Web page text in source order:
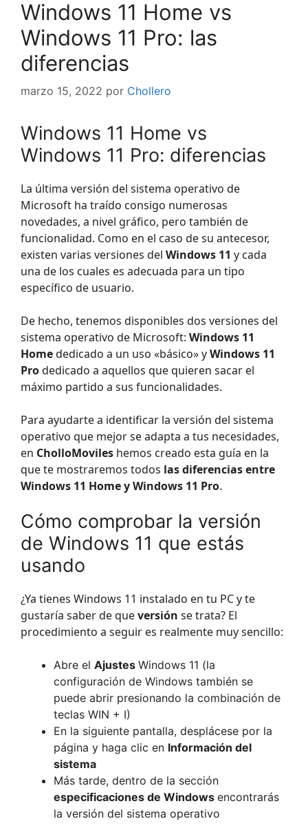
Windows 11 Home vs
Windows 11 Pro: las
diferencias
marzo 15, 2022 por Chollero
Windows 11 Home vs
Windows 11 Pro: diferencias
La última versión del sistema operativo de
Microsoft ha traído consigo numerosas
novedades, a nivel gráfico, pero también de
funcionalidad. Como en el caso de su antecesor,
existen varias versiones del Windows 11 y cada
una de los cuales es adecuada para un tipo
específico de usuario.
De hecho, tenemos disponibles dos versiones del
sistema operativo de Microsoft: Windows 11
Homededicado a un uso «básico» yWindows 11
Prodedicado a aquellos que quieren sacar el
máximo partido a sus funcionalidades.
Para ayudarte a identificar la versión del sistema
operativo que mejor se adapta a tus necesidades,
en CholloMoviles hemos creado esta guía en la
que te mostraremos todos las diferencias entre
Windows 11 Home y Windows 11 Pro.
Cómo comprobar la versión
de Windows 11 que estás
usando
¿Ya tienes Windows 11 instalado en tu PC y te
gustaría saber de queversión se trata? El
procedimiento a seguir es realmente muy sencillo:
Abre el Ajustes Windows 11 (la
configuración de Windows también se
puede abrir presionando la combinación de
teclas WIN + I)
En la siguiente pantalla, desplácese por la
página y haga clic en Información del
sistema
Más tarde, dentro de la sección
especificaciones de Windows encontrarás
la versión del sistema operativo